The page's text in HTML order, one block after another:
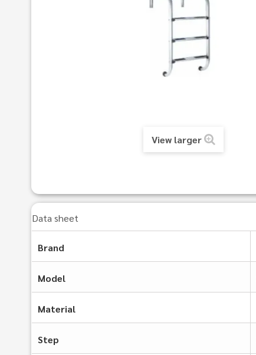
View larger
Data sheet
Brand
Model
Material
Step